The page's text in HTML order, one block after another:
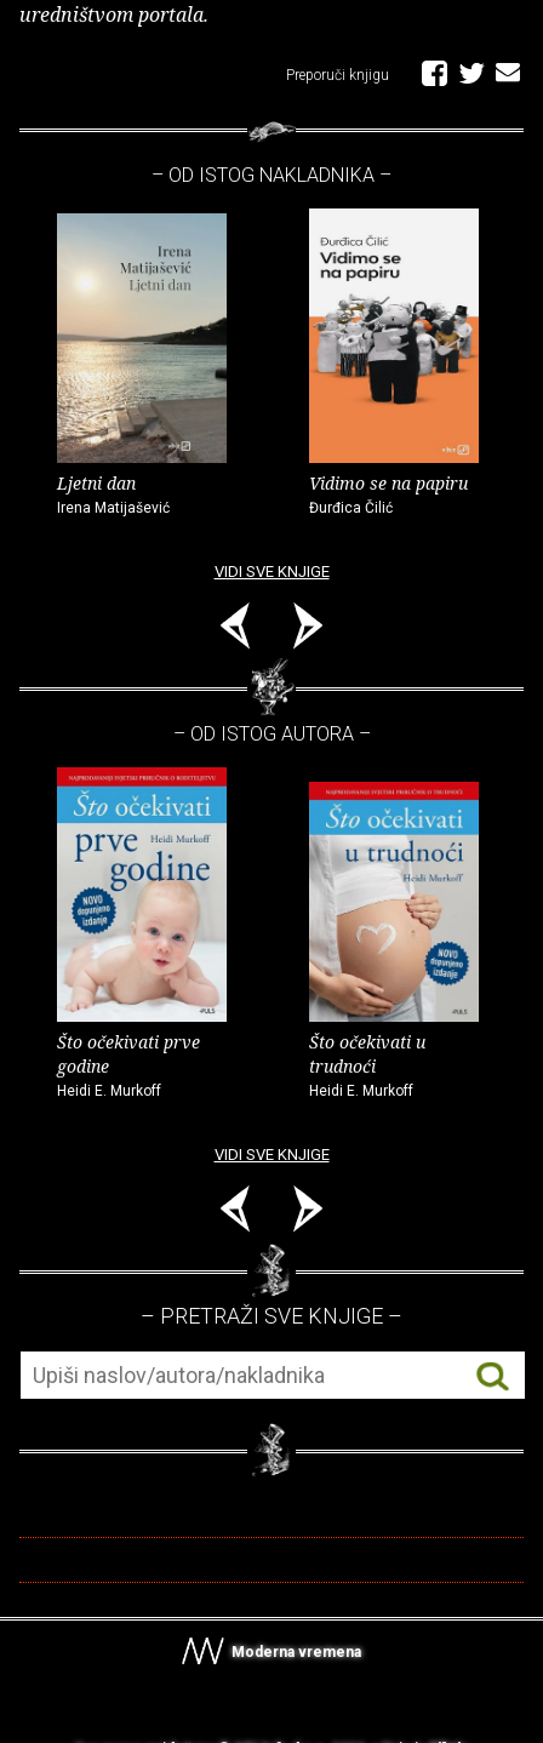
uredništvom portala.
Preporuči knjigu
– OD ISTOG NAKLADNIKA –
Ljetni dan
Irena Matijašević
Vidimo se na papiru
Đurđica Čilić
VIDI SVE KNJIGE
– OD ISTOG AUTORA –
Što očekivati prve
godine
Heidi E. Murkoff
Što očekivati u
trudnoći
Heidi E. Murkoff
VIDI SVE KNJIGE
– PRETRAŽI SVE KNJIGE –
Moderna vremena